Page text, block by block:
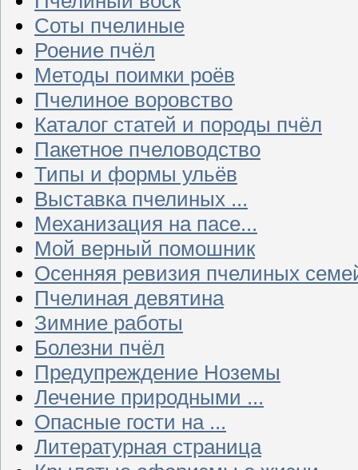
Соты пчелиные
Роение пчёл
Методы поимки роёв
Пчелиное воровство
Каталог статей и породы пчёл
Пакетное пчеловодство
Типы и формы ульёв
Выставка пчелиных ...
Механизация на пасе...
Мой верный помошник
Осенняя ревизия пчелиных
Пчелиная девятина
Зимние работы
Болезни пчёл
Предупреждение Ноземы
Лечение природными ...
Опасные гости на ...
Литературная страница